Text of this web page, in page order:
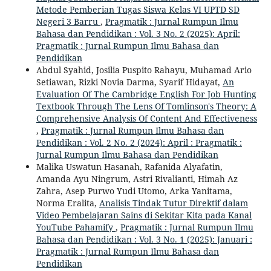
Metode Pemberian Tugas Siswa Kelas VI UPTD SD
Negeri 3 Barru , Pragmatik : Jurnal Rumpun Ilmu
Bahasa dan Pendidikan : Vol. 3 No. 2 (2025): April:
Pragmatik : Jurnal Rumpun Ilmu Bahasa dan
Pendidikan
Abdul Syahid, Josilia Puspito Rahayu, Muhamad Ario
Setiawan, Rizki Novia Darma, Syarif Hidayat, An
Evaluation Of The Cambridge English For Job Hunting
Textbook Through The Lens Of Tomlinson's Theory: A
Comprehensive Analysis Of Content And Effectiveness
, Pragmatik : Jurnal Rumpun Ilmu Bahasa dan
Pendidikan : Vol. 2 No. 2 (2024): April : Pragmatik :
Jurnal Rumpun Ilmu Bahasa dan Pendidikan
Malika Uswatun Hasanah, Rafanida Alyafatin,
Amanda Ayu Ningrum, Astri Rivalianti, Himah Az
Zahra, Asep Purwo Yudi Utomo, Arka Yanitama,
Norma Eralita, Analisis Tindak Tutur Direktif dalam
Video Pembelajaran Sains di Sekitar Kita pada Kanal
YouTube Pahamify , Pragmatik : Jurnal Rumpun Ilmu
Bahasa dan Pendidikan : Vol. 3 No. 1 (2025): Januari :
Pragmatik : Jurnal Rumpun Ilmu Bahasa dan
Pendidikan